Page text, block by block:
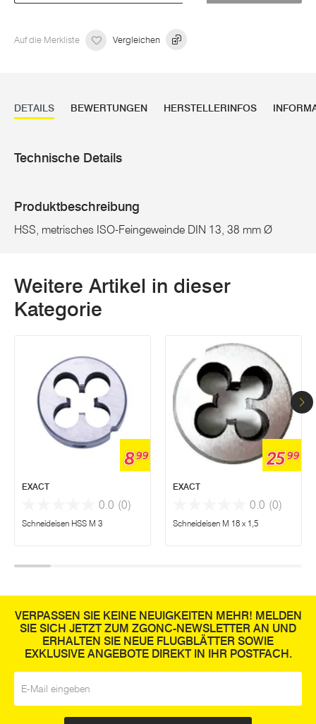
Auf die Merkliste Vergleichen
DETAILS BEWERTUNGEN HERSTELLERINFOS
Technische Details
Produktbeschreibung
HSS, metrisches ISO-Feingeweinde DIN 13, 38 mm Ø
Weitere Artikel in dieser
Kategorie
899
EXACT
0.0 (0)
Schneideisen HSS M 3
2599
EXACT
0.0 (0)
Schneideisen M 18 x 1,5
VERPASSEN SIE KEINE NEUIGKEITEN MEHR! MELDEN
SIE SICH JETZT ZUM ZGONC-NEWSLETTER AN UND
ERHALTEN SIE NEUE FLUGBLÄTTER SOWIE
EXKLUSIVE ANGEBOTE DIREKT IN IHR POSTFACH.